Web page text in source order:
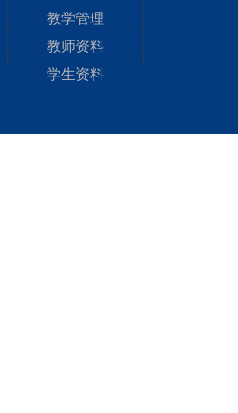
教学管理
教师资料
学生资料